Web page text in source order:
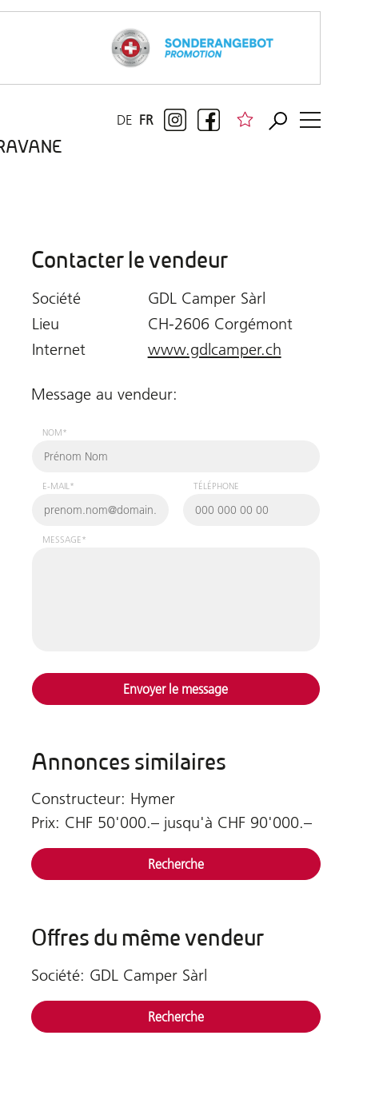
FR
DE
Contacter le vendeur
Société
GDL Camper Sàrl
Lieu
CH-2606 Corgémont
Internet
www.gdlcamper.ch
Message au vendeur:
NOM*
E-MAIL* TÉLÉPHONE
MESSAGE*
Envoyer le message
Annonces similaires
Constructeur: Hymer
Prix: CHF 50'000.– jusqu'à CHF 90'000.–
Recherche
Offres du même vendeur
Société: GDL Camper Sàrl
Recherche